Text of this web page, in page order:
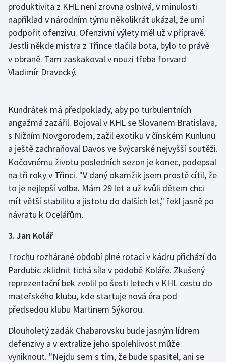
Plavání
Plážový volejbal
Ragby
Rychlostní kanoistika
Short track
Sportovní střelba
Stolní tenis
Triatlon
Veslování
Vodní slalom
Volejbal
produktivita z KHL není zrovna oslnivá, v minulosti
například v národním týmu několikrát ukázal, že umí
podpořit ofenzivu. Ofenzivní výlety měl už v přípravě.
Jestli někde mistra z Třince tlačila bota, bylo to právě
v obraně. Tam zaskakoval v nouzi třeba forvard
Vladimír Dravecký.
Kundrátek má předpoklady, aby po turbulentních
angažmá zazářil. Bojoval v KHL se Slovanem Bratislava,
s Nižním Novgorodem, zažil exotiku v čínském Kunlunu
a ještě zachraňoval Davos ve švýcarské nejvyšší soutěži.
Kočovnému životu posledních sezon je konec, podepsal
na tři roky v Třinci. "V daný okamžik jsem prostě cítil, že
to je nejlepší volba. Mám 29 let a už kvůli dětem chci
mít větší stabilitu a jistotu do dalších let," řekl jasně po
návratu k Ocelářům.
3. Jan Kolář
Trochu rozhárané období plné rotací v kádru přichází do
Pardubic zklidnit tichá síla v podobě Koláře. Zkušený
reprezentační bek zvolil po šesti letech v KHL cestu do
mateřského klubu, kde startuje nová éra pod
předsedou klubu Martinem Sýkorou.
Dlouholetý zadák Chabarovsku bude jasným lídrem
defenzivy a v extralize jeho spolehlivost může
vyniknout. "Nejdu sem s tím, že bude spasitel, ani se